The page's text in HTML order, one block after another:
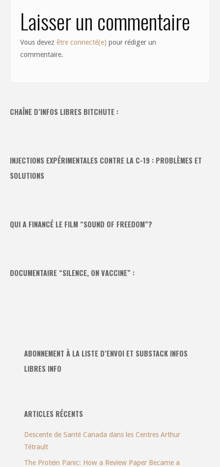
Laisser un commentaire
Vous devezêtre connecté(e) pour rédiger un
commentaire.
CHAÎNE D’INFOS LIBRES BITCHUTE :
INJECTIONS EXPÉRIMENTALES CONTRE LA C-19 : PROBLÈMES ET
SOLUTIONS
QUI A FINANCÉ LE FILM “SOUND OF FREEDOM”?
DOCUMENTAIRE “SILENCE, ON VACCINE” :
ABONNEMENT À LA LISTE D’ENVOI ET SUBSTACK INFOS
LIBRES INFO
ARTICLES RÉCENTS
Descente de Santé Canada dans les Centres Arthur
Tétrault
The Protein Panic: How a Review Paper Became a